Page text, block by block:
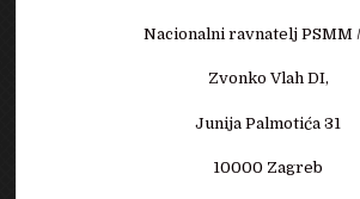
Nacionalni ravnatelj PSMM
Zvonko Vlah DI,
Junija Palmotića 31
10000 Zagreb